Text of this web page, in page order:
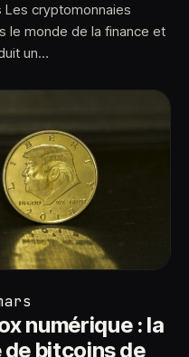
Les cryptomonnaies
le monde de la finance et
un…
numérique : la
bitcoins de